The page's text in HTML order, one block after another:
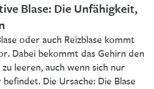
Blase: Die Unfähigkeit,
oder auch Reizblase kommt
Dabei bekommt das Gehirn den
zu leeren, auch wenn sich nur
Die Ursache: Die Blase